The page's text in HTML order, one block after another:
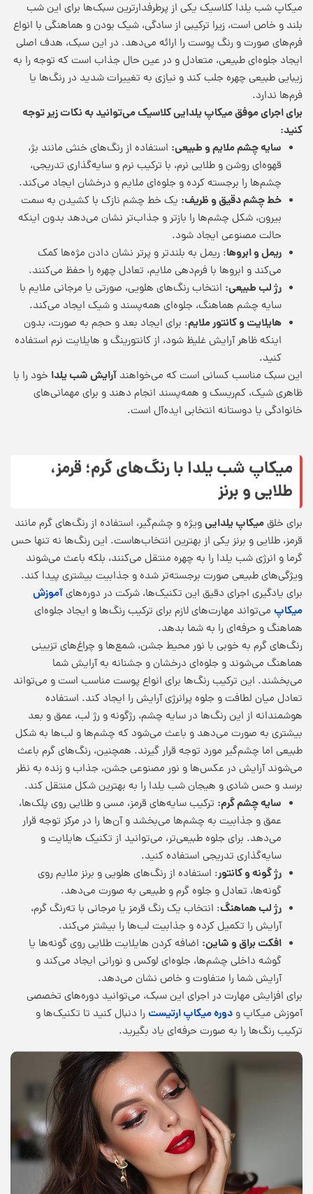
میکاپ شب یلدا کلاسیک یکی از پرطرفدارترین سبک‌ها برای این شب
بلند و خاص است، زیرا ترکیبی از سادگی، شیک بودن و هماهنگی با انواع
فرم‌های صورت و رنگ پوست را ارائه می‌دهد. در این سبک، هدف اصلی
ایجاد جلوه‌ای طبیعی، متعادل و در عین حال جذاب است که توجه را به
زیبایی طبیعی چهره جلب کند و نیازی به تغییرات شدید در رنگ‌ها یا
فرم‌ها ندارد.
برای اجرای موفق میکاپ یلدایی کلاسیک می‌توانید به نکات زیر توجه
کنید:
سایه چشم ملایم و طبیعی: استفاده از رنگ‌های خنثی مانند بژ،
قهوه‌ای روشن و طلایی نرم، با ترکیب نرم و سایه‌گذاری تدریجی،
چشم‌ها را برجسته کرده و جلوه‌ای ملایم و درخشان ایجاد می‌کند.
خط چشم دقیق و ظریف: یک خط چشم نازک با کشیدن به سمت
بیرون، شکل چشم‌ها را بازتر و جذاب‌تر نشان می‌دهد بدون اینکه
حالت مصنوعی ایجاد شود.
ریمل و ابروها: ریمل به بلندتر و پرتر نشان دادن مژه‌ها کمک
می‌کند و ابروها با فرم‌دهی ملایم، تعادل چهره را حفظ می‌کنند.
رژ لب طبیعی: انتخاب رنگ‌های هلویی، صورتی یا مرجانی ملایم با
سایه چشم هماهنگ، جلوه‌ای همه‌پسند و شیک ایجاد می‌کند.
هایلایت و کانتور ملایم: برای ایجاد بعد و حجم به صورت، بدون
اینکه ظاهر آرایش غلیظ شود، از کانتورینگ و هایلایت نرم استفاده
کنید.
این سبک مناسب کسانی است که می‌خواهند آرایش شب یلدا خود را با
ظاهری شیک، کم‌ریسک و همه‌پسند انجام دهند و برای مهمانی‌های
خانوادگی یا دوستانه انتخابی ایده‌آل است.
میکاپ شب یلدا با رنگ‌های گرم؛ قرمز،
طلایی و برنز
برای خلقمیکاپ یلداییویژه و چشم‌گیر، استفاده از رنگ‌های گرم مانند
قرمز، طلایی و برنز یکی از بهترین انتخاب‌هاست. این رنگ‌ها نه تنها حس
گرما و انرژی شب یلدا را به چهره منتقل می‌کنند، بلکه باعث می‌شوند
ویژگی‌های طبیعی صورت برجسته‌تر شده و جذابیت بیشتری پیدا کند.
برای یادگیری اجرای دقیق این تکنیک‌ها، شرکت در دوره‌هایآموزش
میکاپ می‌تواند مهارت‌های لازم برای ترکیب رنگ‌ها و ایجاد جلوه‌ای
هماهنگ و حرفه‌ای را به شما بدهد.
رنگ‌های گرم به خوبی با نور محیط جشن، شمع‌ها و چراغ‌های تزیینی
هماهنگ می‌شوند و جلوه‌ای درخشان و جشنانه به آرایش شما
می‌بخشند. این ترکیب رنگ‌ها برای انواع پوست مناسب است و می‌تواند
تعادل میان لطافت و جلوه پرانرژی آرایش را ایجاد کند. استفاده
هوشمندانه از این رنگ‌ها در سایه چشم، رژگونه و رژ لب، عمق و بعد
بیشتری به صورت می‌دهد و باعث می‌شود که چشم‌ها و لب‌ها به شکل
طبیعی اما چشم‌گیر مورد توجه قرار گیرند. همچنین، رنگ‌های گرم باعث
می‌شوند آرایش در عکس‌ها و نور مصنوعی جشن، جذاب و زنده به نظر
برسد و حس شادی و هیجان شب یلدا را به بهترین شکل منتقل کند.
سایه چشم گرم: ترکیب سایه‌های قرمز، مسی و طلایی روی پلک‌ها،
عمق و جذابیت به چشم‌ها می‌بخشد و آن‌ها را در مرکز توجه قرار
می‌دهد. برای جلوه طبیعی‌تر، می‌توانید از تکنیک هایلایت و
سایه‌گذاری تدریجی استفاده کنید.
رژ گونه و کانتور: استفاده از رنگ‌های هلویی و برنز ملایم روی
گونه‌ها، تعادل و جلوه گرم و طبیعی به صورت می‌دهد.
رژ لب هماهنگ: انتخاب یک رنگ قرمز یا مرجانی با ته‌رنگ گرم،
آرایش را تکمیل کرده و جذابیت لب‌ها را بیشتر می‌کند.
افکت براق و شاین: اضافه کردن هایلایت طلایی روی گونه‌ها یا
گوشه داخلی چشم‌ها، جلوه‌ای لوکس و نورانی ایجاد می‌کند و
آرایش شما را متفاوت و خاص نشان می‌دهد.
برای افزایش مهارت در اجرای این سبک، می‌توانید دوره‌های تخصصی
آموزش میکاپ و دوره میکاپ ارتیسترا دنبال کنید تا تکنیک‌ها و
ترکیب رنگ‌ها را به صورت حرفه‌ای یاد بگیرید.